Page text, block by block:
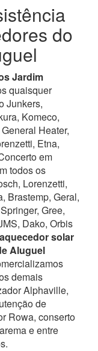
do
Jardim
quaisquer
Junkers,
Komeco,
Heater,
Etna,
em
todos os
Lorenzetti,
Brastemp, Geral,
Gree,
Dako, Orbis
solar
Aluguel
demais
Alphaville,
de
Rowa, conserto
e entre